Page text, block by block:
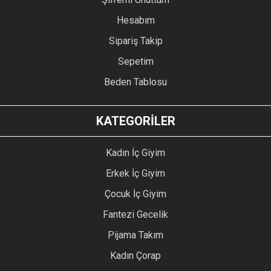
Hesabım
Sipariş Takip
Sepetim
Beden Tablosu
KATEGORİLER
Kadın İç Giyim
Erkek İç Giyim
Çocuk İç Giyim
Fantezi Gecelik
Pijama Takım
Kadın Çorap